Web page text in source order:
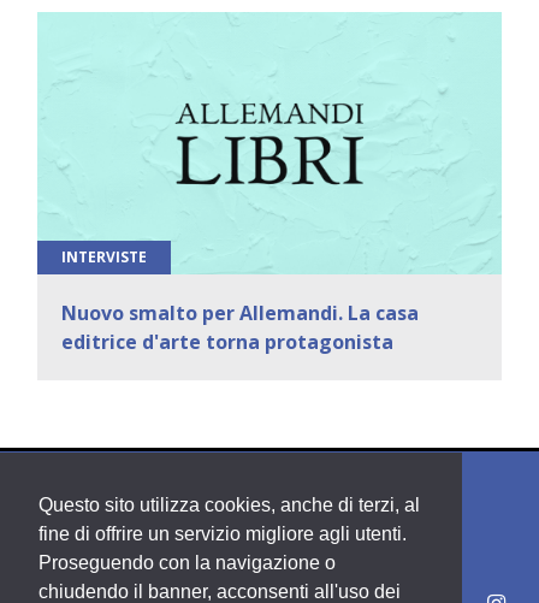
Questo sito utilizza cookies, anche di terzi, al
fine di offrire un servizio migliore agli utenti.
Proseguendo con la navigazione o
chiudendo il banner, acconsenti all'uso dei
INTERVISTE
Nuovo smalto per Allemandi. La casa
editrice d'arte torna protagonista